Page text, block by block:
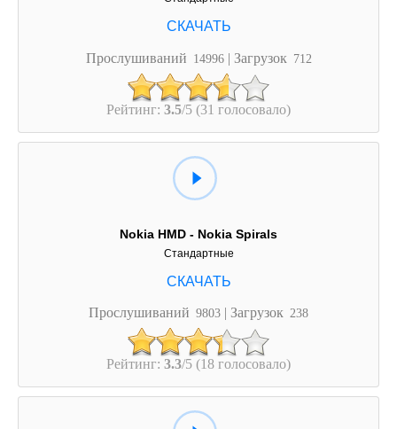
Прослушиваний 14996 | Загрузок 712
Рейтинг: 3.5/5 (31 голосовало)
Nokia HMD - Nokia Spirals
Стандартные
Прослушиваний 9803 | Загрузок 238
Рейтинг: 3.3/5 (18 голосовало)